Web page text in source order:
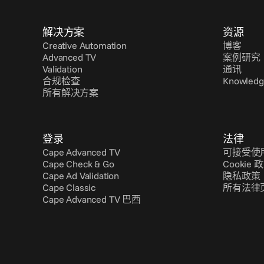
解决方案
Creative Automation
Advanced TV
Validation
合规检查
所有解决方案
资源
博客
案例研究
通讯
登录
Cape Advanced TV
Cape Check & Go
Cape Ad Validation
Cape Classic
Cape Advanced TV 巴西
法律
可接受使
Cookie
隐私政策
所有法律